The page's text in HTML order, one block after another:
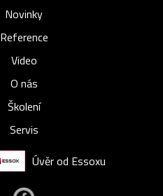
Novinky
Reference
Video
O nás
Školení
Servis
Úvěr od Essoxu